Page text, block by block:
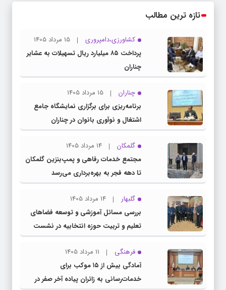
تازه ترین مطالب
کشاورزی،دامپروری
15 مرداد 1405
پرداخت ۸۵ میلیارد ریال تسهیلات به عشایر
چناران
چناران
15 مرداد 1405
برنامه‌ریزی برای برگزاری نمایشگاه جامع
اشتغال و نوآوری بانوان در چناران
گلمکان
14 مرداد 1405
مجتمع خدمات رفاهی و پمپ‌بنزین گلمکان
تا دهه فجر به بهره‌برداری می‌رسد
گلبهار
14 مرداد 1405
بررسی مسائل آموزشی و توسعه فضاهای
تعلیم و تربیت حوزه انتخابیه در نشست
مشترک عضو کمیسیون آموزش مجلس با
مدیرکل آموزش و پرورش خراسان رضوی
فرهنگی
11 مرداد 1405
آمادگی بیش از ۱۵ موکب برای
خدمات‌رسانی به زائران پیاده آخر صفر در